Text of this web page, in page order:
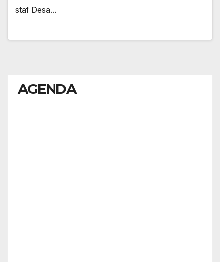
staf Desa…
AGENDA